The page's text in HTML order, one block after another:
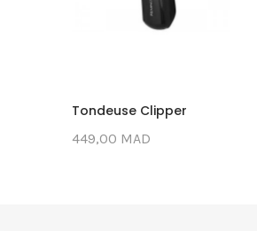
Tondeuse Clipper
449,00 MAD